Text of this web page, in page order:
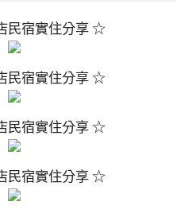
民宿實住分享 ☆
民宿實住分享 ☆
民宿實住分享 ☆
民宿實住分享 ☆